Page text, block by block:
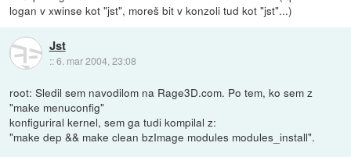
logan v xwinse kot "jst", moreš bit v konzoli tud kot "jst"...)
Jst
::6. mar 2004, 23:08
root: Sledil sem navodilom na Rage3D.com. Po tem, ko sem z
"make menuconfig"
konfiguriral kernel, sem ga tudi kompilal z:
"make dep && make clean bzImage modules modules_install".